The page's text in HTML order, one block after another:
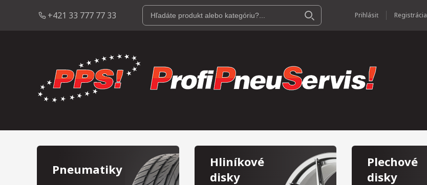
+421 33 777 77 33 Prihlásiť Registrácia
Pneumatiky
Hliníkové
disky
Plechové
disky